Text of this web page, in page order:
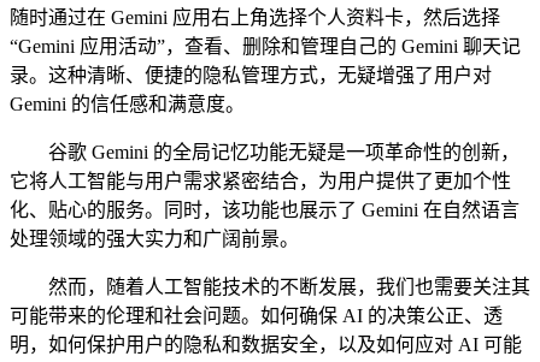
随时通过在 Gemini 应用右上角选择个人资料卡，然后选择
“Gemini 应用活动”，查看、删除和管理自己的 Gemini 聊天记
录。这种清晰、便捷的隐私管理方式，无疑增强了用户对
Gemini 的信任感和满意度。
谷歌 Gemini 的全局记忆功能无疑是一项革命性的创新，
它将人工智能与用户需求紧密结合，为用户提供了更加个性
化、贴心的服务。同时，该功能也展示了 Gemini 在自然语言
处理领域的强大实力和广阔前景。
然而，随着人工智能技术的不断发展，我们也需要关注其
可能带来的伦理和社会问题。如何确保 AI 的决策公正、透
明，如何保护用户的隐私和数据安全，以及如何应对 AI 可能